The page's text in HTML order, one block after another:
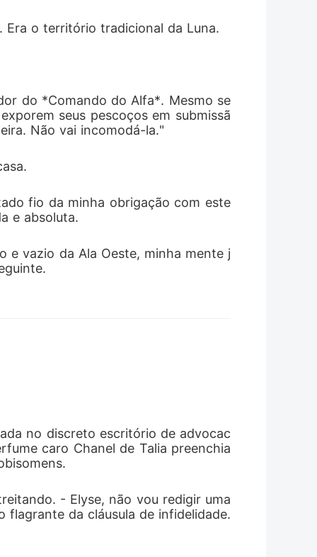
Era o território tradicional da Luna.
do *Comando do Alfa*. Mesmo se
seus pescoços em submissã
Não vai incomodá-la."
fio da minha obrigação com este
e absoluta.
e vazio da Ala Oeste, minha mente j
no discreto escritório de advocac
caro Chanel de Talia preenchia
- Elyse, não vou redigir uma
flagrante da cláusula de infidelidade.